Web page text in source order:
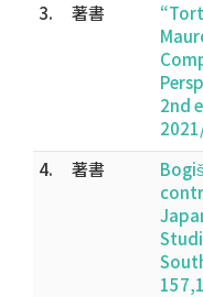
3.
著書
2nd
4.
著書